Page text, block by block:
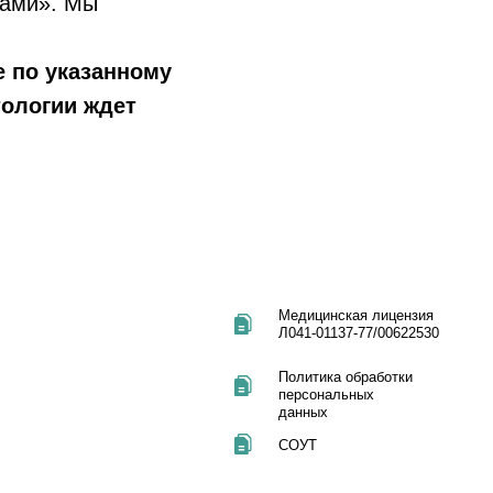
по указанному
ждет
СОУТ